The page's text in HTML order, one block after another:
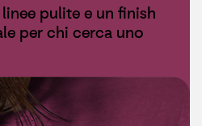
pulite e un finish
per chi cerca uno